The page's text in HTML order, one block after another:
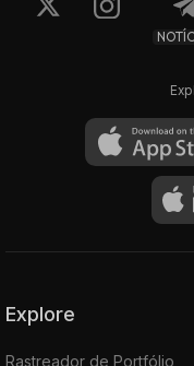
Explore
Rastreador de Portfólio